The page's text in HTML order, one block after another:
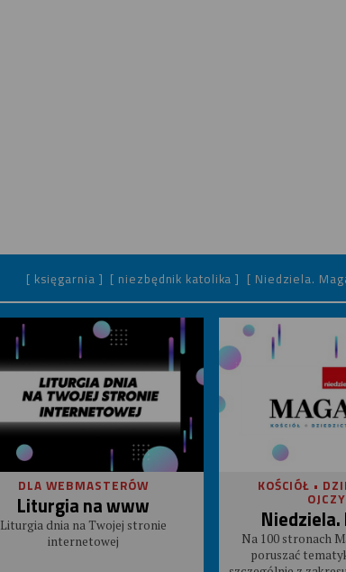
[ księgarnia ] [ niezbędnik katolika ] [ Niedziela.
DLA WEBMASTERÓW
Liturgia na www
Liturgia dnia na Twojej stronie
internetowej
KOŚCIÓŁ •
Na 100 stronach
poruszać